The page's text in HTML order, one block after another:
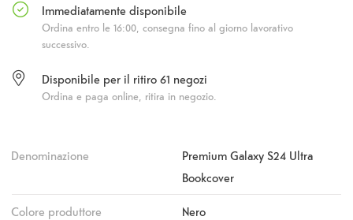
Immediatamente disponibile
Ordina entro le 16:00, consegna fino al giorno lavorativo
successivo.
Disponibile per il ritiro 61 negozi
Ordina e paga online, ritira in negozio.
Denominazione
Premium Galaxy S24 Ultra
Bookcover
Colore produttore Nero